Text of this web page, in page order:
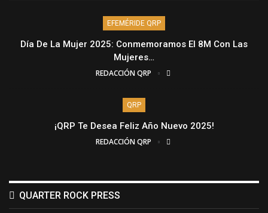
EFEMÉRIDE QRP
Día De La Mujer 2025: Conmemoramos El 8M Con Las
Mujeres…
REDACCIÓN QRP
QRP
¡QRP Te Desea Feliz Año Nuevo 2025!
REDACCIÓN QRP
QUARTER ROCK PRESS